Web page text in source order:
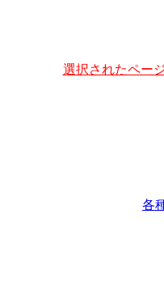
選択されたペー
各